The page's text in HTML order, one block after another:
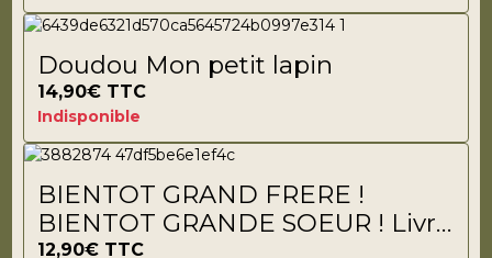
Doudou Mon petit lapin
14,90€ TTC
Indisponible
BIENTOT GRAND FRERE !
BIENTOT GRANDE SOEUR ! Livre
à remplir
12,90€ TTC